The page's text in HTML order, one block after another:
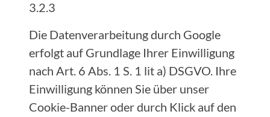
3.2.3
Die Datenverarbeitung durch Google
erfolgt auf Grundlage Ihrer Einwilligung
nach Art. 6 Abs. 1 S. 1 lit a) DSGVO. Ihre
Einwilligung können Sie über unser
Cookie-Banner oder durch Klick auf den